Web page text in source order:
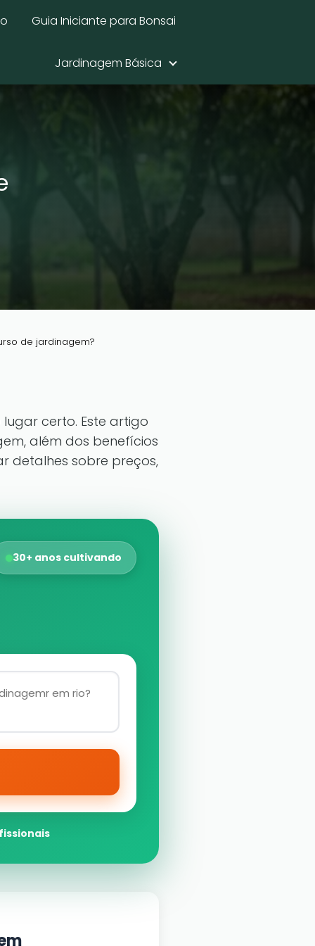
Guia Iniciante para Bonsai
Jardinagem Básica
de jardinagem?
certo. Este artigo
além dos benefícios
detalhes sobre preços,
30+ anos cultivando